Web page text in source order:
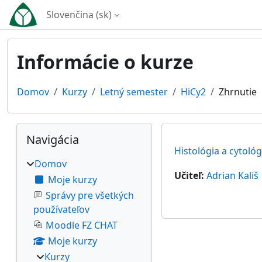
Preskočiť na hlavný obsah
Slovenčina ‎(sk)‎
Informácie o kurze
Domov Kurzy Letný semester HiCy2 Zhrnutie
Histológia a
Učiteľ: Adrian Kališ
Bloky
Preskočiť Navigácia
Navigácia
Domov
Moje kurzy
Správy pre všetkých
používateľov
Moodle FZ CHAT
Moje kurzy
Kurzy